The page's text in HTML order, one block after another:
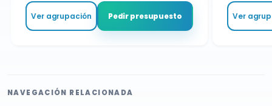
Ver agrupación Pedir presupuesto Ver
NAVEGACIÓN RELACIONADA